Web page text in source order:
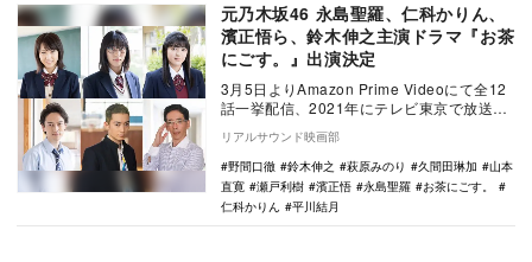
元乃木坂46 永島聖羅、仁科かりん、
濱正悟ら、鈴木伸之主演ドラマ『お茶
にごす。』出演決定
3月5日よりAmazon Prime Videoにて全12
話一挙配信、2021年にテレビ東京で放送さ
れる鈴木伸之主演ドラマ『お茶…
リアルサウンド映画部
野間口徹
鈴木伸之 萩原みのり 久間田琳加
山本
直寛
瀬戸利樹 濱正悟 永島聖羅
お茶にごす。
仁科かりん
平川結月